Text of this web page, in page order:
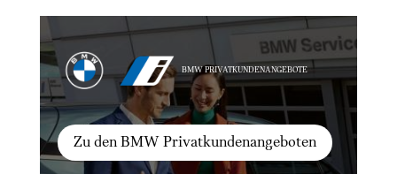
BMW PRIVATKUNDENANGEBOTE
Zu den BMW Privatkundenangeboten